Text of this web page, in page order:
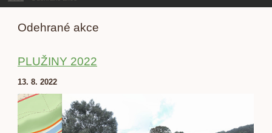
Odehrané akce
PLUŽINY 2022
13. 8. 2022